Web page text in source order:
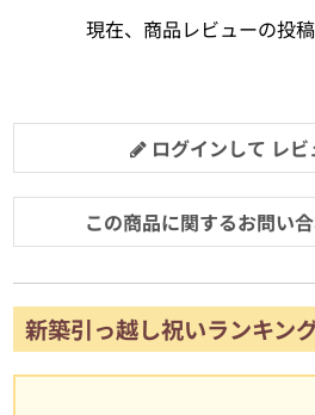
現在、商品レビューの投
ログインして レビ
この商品に関するお問い
新築引っ越し祝いランキン